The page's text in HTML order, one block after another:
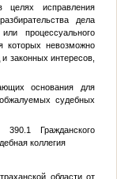
целях исправления
дела
процессуального
которых невозможно
законных интересов,
основания для
судебных
Гражданского
коллегия
области от